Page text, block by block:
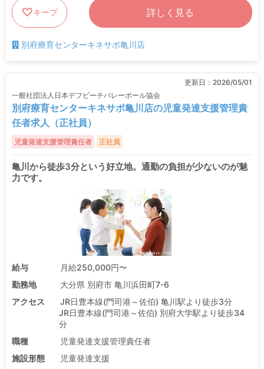
キープ 詳しく見る
別府療育センターキネサポ亀川店
更新日： 2026/05/01
一般社団法人日本デフビーチバレーボール協会
別府療育センターキネサポ亀川店の児童発達支援管理責
任者求人（正社員）
児童発達支援管理責任者 正社員
亀川から徒歩3分という好立地。通勤の負担が少ないのが魅
力です。
給与
月給250,000円〜
勤務地
大分県 別府市 亀川浜田町7-6
アクセス
JR日豊本線(門司港～佐伯) 亀川駅より徒歩3分
JR日豊本線(門司港～佐伯) 別府大学駅より徒歩34
分
職種
児童発達支援管理責任者
施設形態
児童発達支援